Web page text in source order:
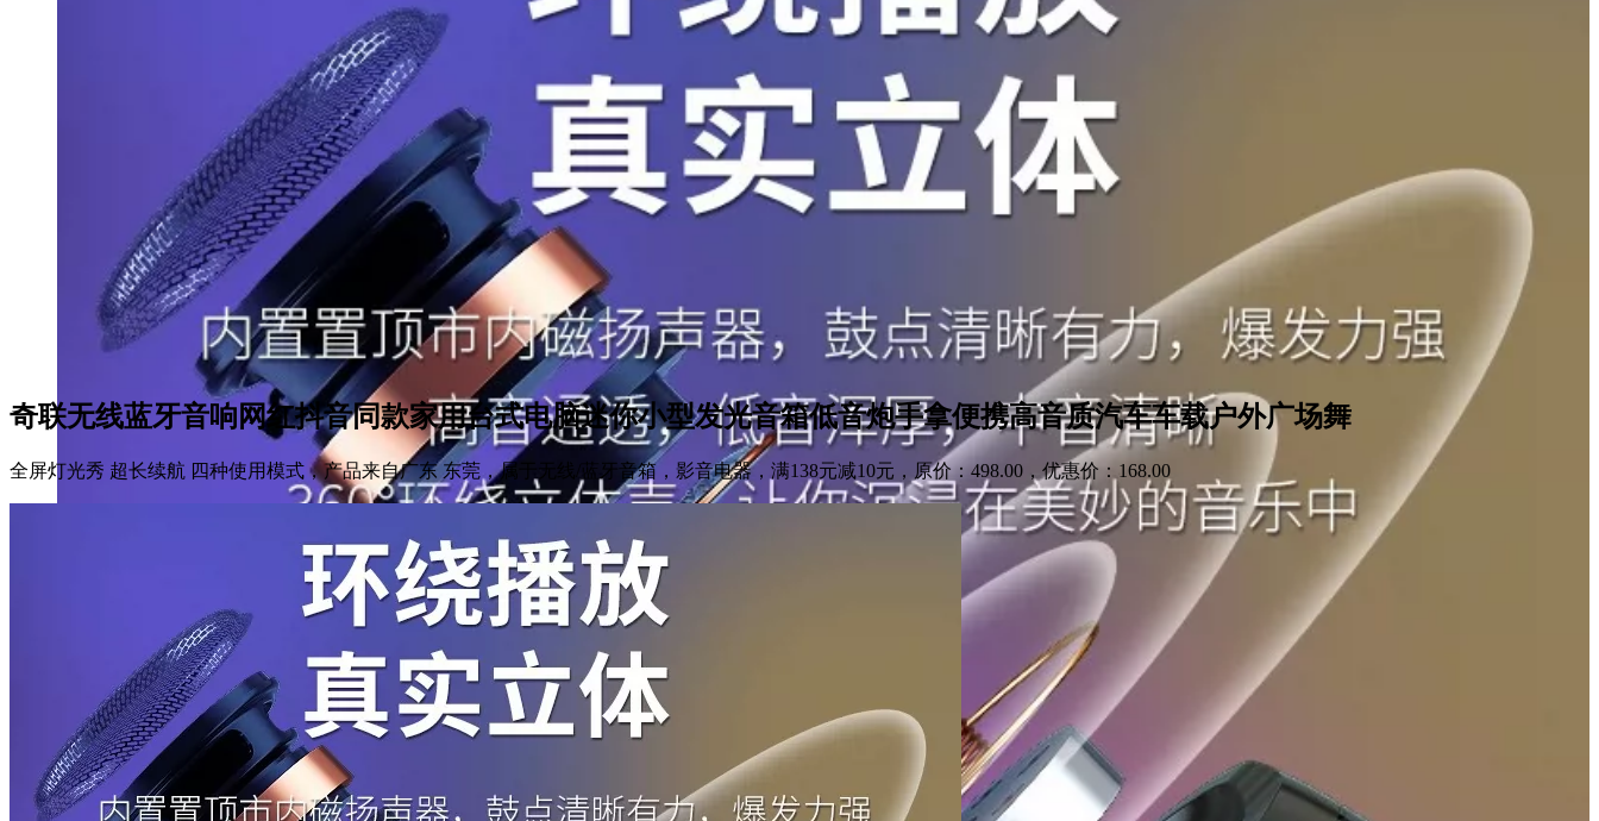
奇联无线蓝牙音响网红抖音同款家用台式电脑迷你小型发光音箱低音炮手拿便携高音质汽车车载户外广场舞
全屏灯光秀 超长续航 四种使用模式，产品来自广东 东莞，属于无线/蓝牙音箱，影音电器，满138元减10元，原价：498.00，优惠价：168.00